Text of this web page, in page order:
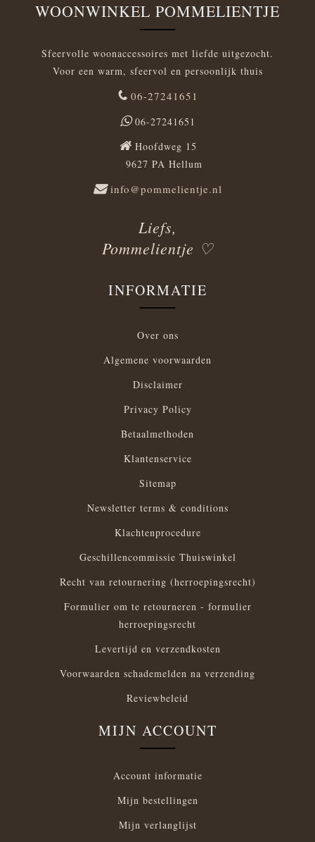
WOONWINKEL POMMELIENTJE
Sfeervolle woonaccessoires met liefde uitgezocht.
Voor een warm, sfeervol en persoonlijk thuis
06-27241651
06-27241651
Hoofdweg 15
9627 PA Hellum
info@pommelientje.nl
Liefs,
Pommelientje ♡
INFORMATIE
Over ons
Algemene voorwaarden
Disclaimer
Privacy Policy
Betaalmethoden
Klantenservice
Sitemap
Newsletter terms & conditions
Klachtenprocedure
Geschillencommissie Thuiswinkel
Recht van retournering (herroepingsrecht)
Formulier om te retourneren - formulier
herroepingsrecht
Levertijd en verzendkosten
Voorwaarden schademelden na verzending
Reviewbeleid
MIJN ACCOUNT
Account informatie
Mijn bestellingen
Mijn verlanglijst